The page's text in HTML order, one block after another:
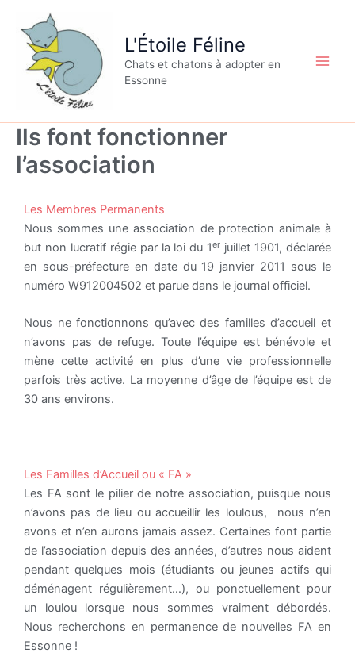
contenu
L'Étoile Féline
Chats et chatons à adopter en
Essonne
Ils font fonctionner
l’association
Les Membres Permanents
Nous sommes une association de protection animale à
but non lucratif régie par la loi du 1er juillet 1901, déclarée
en sous-préfecture en date du 19 janvier 2011 sous le
numéro W912004502 et parue dans le journal officiel.
Nous ne fonctionnons qu’avec des familles d’accueil et
n’avons pas de refuge. Toute l’équipe est bénévole et
mène cette activité en plus d’une vie professionnelle
parfois très active. La moyenne d’âge de l’équipe est de
30 ans environs.
Les Familles d’Accueil ou « FA »
Les FA sont le pilier de notre association, puisque nous
n’avons pas de lieu ou accueillir les loulous, nous n’en
avons et n’en aurons jamais assez. Certaines font partie
de l’association depuis des années, d’autres nous aident
pendant quelques mois (étudiants ou jeunes actifs qui
déménagent régulièrement…), ou ponctuellement pour
un loulou lorsque nous sommes vraiment débordés.
Nous recherchons en permanence de nouvelles FA en
Essonne !